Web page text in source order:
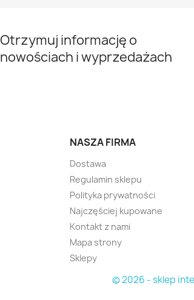
Otrzymuj informację o
nowościach i wyprzedażach
NASZA FIRMA
Dostawa
Regulamin sklepu
Polityka prywatności
Najczęściej kupowane
Kontakt z nami
Mapa strony
Sklepy
© 2026 - sklep